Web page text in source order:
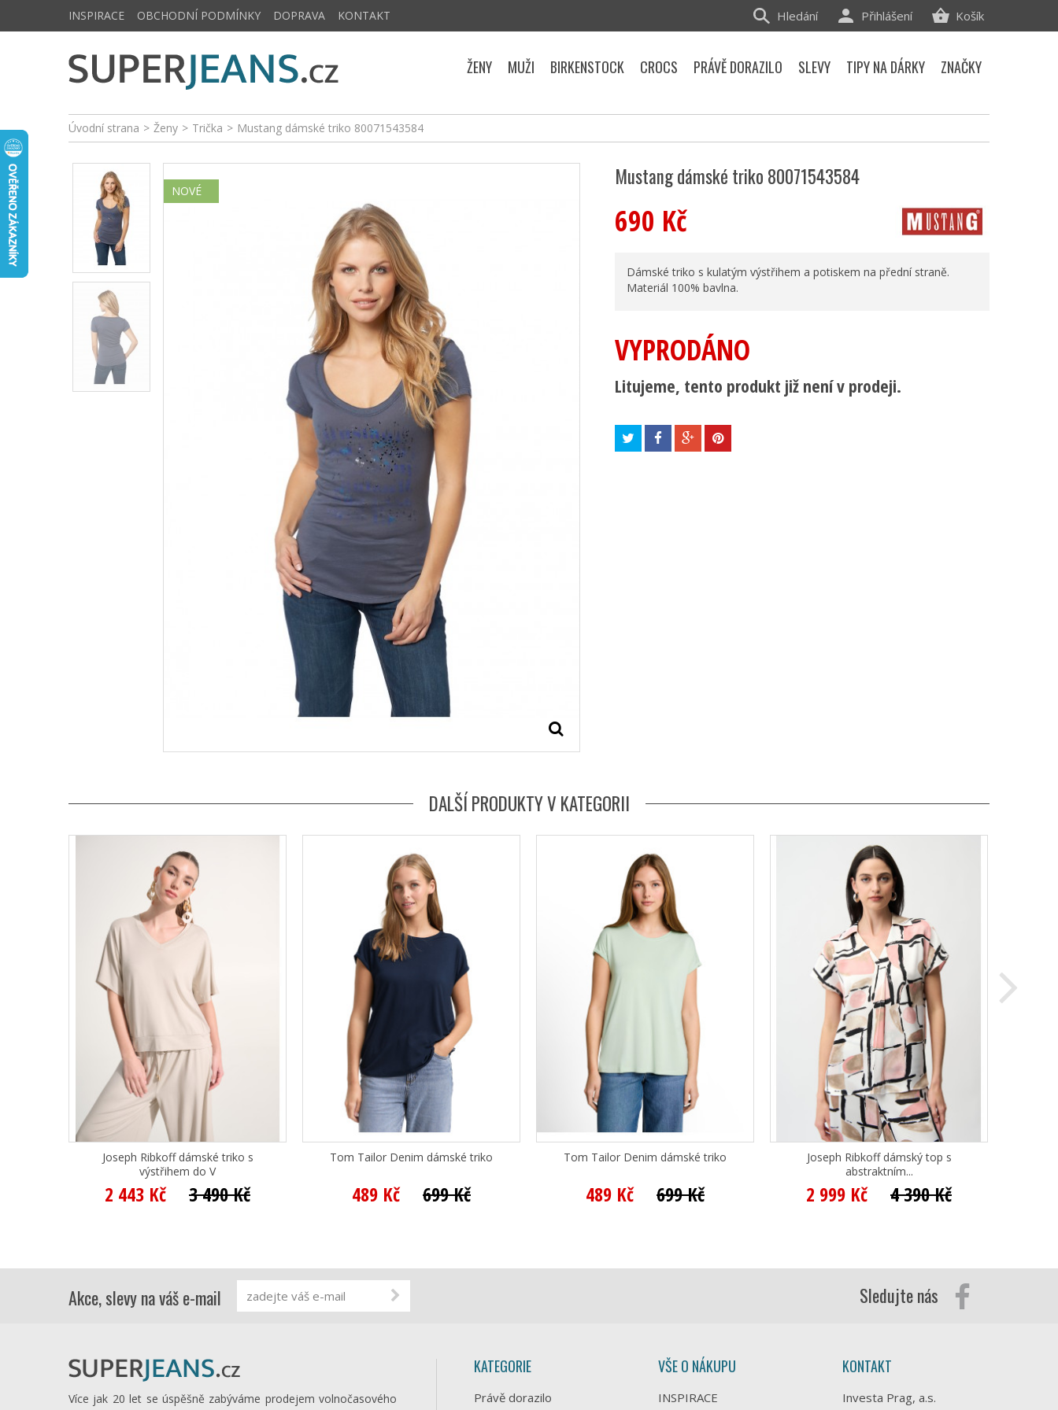
Úvodní strana > Ženy > Trička > Mustang dámské triko 80071543584
NOVÉ
Mustang dámské triko 80071543584
690 Kč
Dámské triko s kulatým výstřihem a potiskem na přední straně.
Materiál 100% bavlna.
VYPRODÁNO
Litujeme, tento produkt již není v prodeji.
DALŠÍ PRODUKTY V KATEGORII
Joseph Ribkoff dámské triko s
výstřihem do V
2 443 Kč 3 490 Kč
Tom Tailor Denim dámské triko
489 Kč 699 Kč
Tom Tailor Denim dámské triko
489 Kč 699 Kč
Joseph Ribkoff dámský top s
abstraktním...
2 999 Kč 4 390 Kč
INSPIRACE OBCHODNÍ PODMÍNKY DOPRAVA KONTAKT Košík
Přihlášení
Hledání
ŽENY MUŽI BIRKENSTOCK CROCS PRÁVĚ DORAZILO SLEVY TIPY NA DÁRKY ZNAČKY
Akce, slevy na váš e-mail Sledujte nás
Více jak 20 let se úspěšně zabýváme prodejem volnočasového
KATEGORIE
Právě dorazilo
VŠE O NÁKUPU
INSPIRACE
KONTAKT
Investa Prag, a.s.